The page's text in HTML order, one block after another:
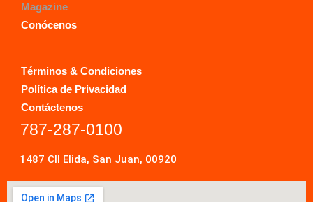
Magazine
Conócenos
Términos & Condiciones
Política de Privacidad
Contáctenos
787-287-0100
1487 Cll Elida, San Juan, 00920